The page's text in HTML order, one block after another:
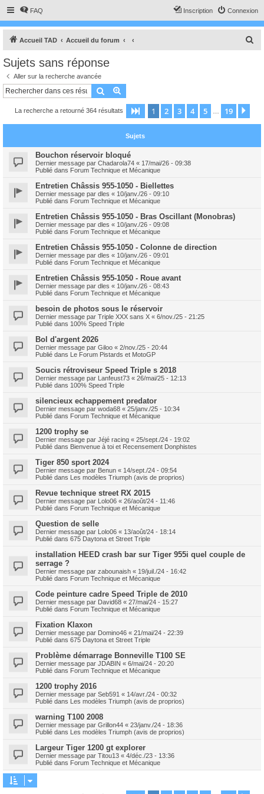
FAQ Connexion
Inscription
Accueil TAD Accueil du forum
c
Sujets sans réponse
Aller sur la recherche avancée
Rechercher
La recherche a retourné 364 résultats Page 1sur19
1 2 3 4 5 19
Sujets
Bouchon réservoir bloqué
Dernier message par Chadarola74 « 17/mai/26 - 09:38
Publié dans Forum Technique et Mécanique
Entretien Châssis 955-1050 - Biellettes
Dernier message par dles « 10/janv./26 - 09:10
Publié dans Forum Technique et Mécanique
Entretien Châssis 955-1050 - Bras Oscillant (Monobras)
Dernier message par dles « 10/janv./26 - 09:08
Publié dans Forum Technique et Mécanique
Entretien Châssis 955-1050 - Colonne de direction
Dernier message par dles « 10/janv./26 - 09:01
Publié dans Forum Technique et Mécanique
Entretien Châssis 955-1050 - Roue avant
Dernier message par dles « 10/janv./26 - 08:43
Publié dans Forum Technique et Mécanique
besoin de photos sous le réservoir
Dernier message par Triple XXX sans X « 6/nov./25 - 21:25
Publié dans 100% Speed Triple
Bol d'argent 2026
Dernier message par Giloo « 2/nov./25 - 20:44
Publié dans Le Forum Pistards et MotoGP
Soucis rétroviseur Speed Triple s 2018
Dernier message par Lanfeust73 « 26/mai/25 - 12:13
Publié dans 100% Speed Triple
silencieux echappement predator
Dernier message par woda68 « 25/janv./25 - 10:34
Publié dans Forum Technique et Mécanique
1200 trophy se
Dernier message par Jéjé racing « 25/sept./24 - 19:02
Publié dans Bienvenue à toi et Recensement Donphistes
Tiger 850 sport 2024
Dernier message par Benun « 14/sept./24 - 09:54
Publié dans Les modèles Triumph (avis de proprios)
Revue technique street RX 2015
Dernier message par Lolo06 « 26/août/24 - 11:46
Publié dans Forum Technique et Mécanique
Question de selle
Dernier message par Lolo06 « 13/août/24 - 18:14
Publié dans 675 Daytona et Street Triple
installation HEED crash bar sur Tiger 955i quel couple de
serrage ?
Dernier message par zabounaish « 19/juil./24 - 16:42
Publié dans Forum Technique et Mécanique
Code peinture cadre Speed Triple de 2010
Dernier message par David68 « 27/mai/24 - 15:27
Publié dans Forum Technique et Mécanique
Fixation Klaxon
Dernier message par Domino46 « 21/mai/24 - 22:39
Publié dans 675 Daytona et Street Triple
Problème démarrage Bonneville T100 SE
Dernier message par JDABIN « 6/mai/24 - 20:20
Publié dans Forum Technique et Mécanique
1200 trophy 2016
Dernier message par Seb591 « 14/avr./24 - 00:32
Publié dans Les modèles Triumph (avis de proprios)
warning T100 2008
Dernier message par Grillon44 « 23/janv./24 - 18:36
Publié dans Les modèles Triumph (avis de proprios)
Largeur Tiger 1200 gt explorer
Dernier message par Titou13 « 4/déc./23 - 13:36
Publié dans Forum Technique et Mécanique